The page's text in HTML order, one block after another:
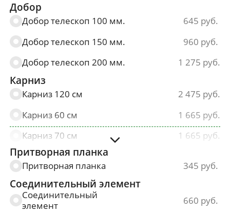
Добор
Добор телескоп 100 мм.
645
Добор телескоп 150 мм.
960
Добор телескоп 200 мм.
1 275
Карниз
Карниз 120 см
2 475
Карниз 60 см
1 665
Карниз 70 см
1 665
Карниз 80 см
Притворная планка
Притворная планка 345
Соединительный элемент
Соединительный
элемент
660